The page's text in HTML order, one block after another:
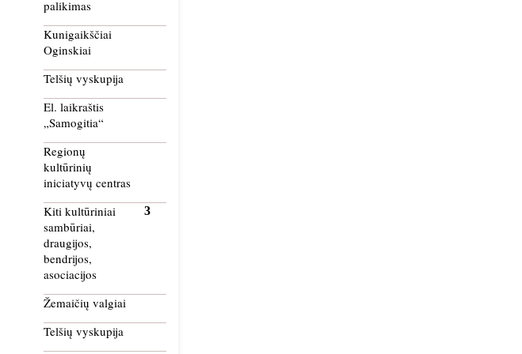
palikimas
Kunigaikščiai
Oginskiai
Telšių vyskupija
El. laikraštis
„Samogitia“
Regionų
kultūrinių
iniciatyvų centras
Kiti kultūriniai
sambūriai,
draugijos,
bendrijos,
asociacijos
Žemaičių valgiai
Telšių vyskupija